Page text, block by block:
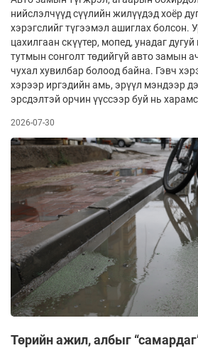
нийслэлчүүд сүүлийн жилүүдэд хоёр
хэрэгслийг түгээмэл ашиглах болсон.
цахилгаан скүүтер, мопед, унадаг
тутмын сонголт төдийгүй авто замын
чухал хувилбар болоод байна. Гэвч
хэрээр иргэдийн амь, эрүүл мэндээр
эрсдэлтэй орчин үүссээр буй нь
2026-07-30
Төрийн ажил, албыг